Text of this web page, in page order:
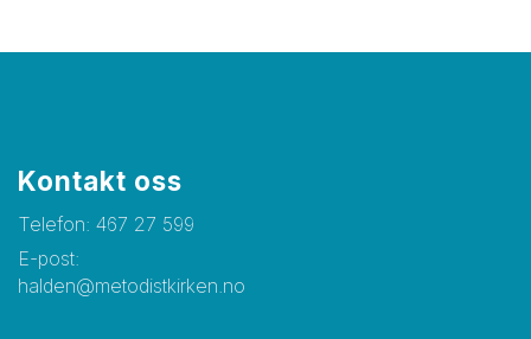
Kontakt oss
Telefon: 467 27 599
E-post:
halden@metodistkirken.no